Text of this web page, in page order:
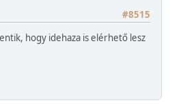
#8515
hogy idehaza is elérhető lesz